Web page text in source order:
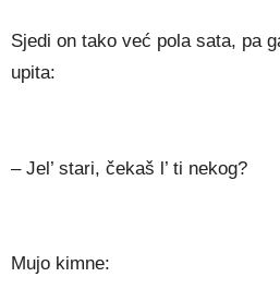
Sjedi on tako već pola sata, pa
upita:
– Jel’ stari, čekaš l’ ti nekog?
Mujo kimne: